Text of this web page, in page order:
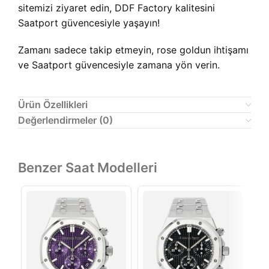
sitemizi ziyaret edin, DDF Factory kalitesini
Saatport güvencesiyle yaşayın!
Zamanı sadece takip etmeyin, rose goldun ihtişamı
ve Saatport güvencesiyle zamana yön verin.
Ürün Özellikleri
Değerlendirmeler (0)
Benzer Saat Modelleri